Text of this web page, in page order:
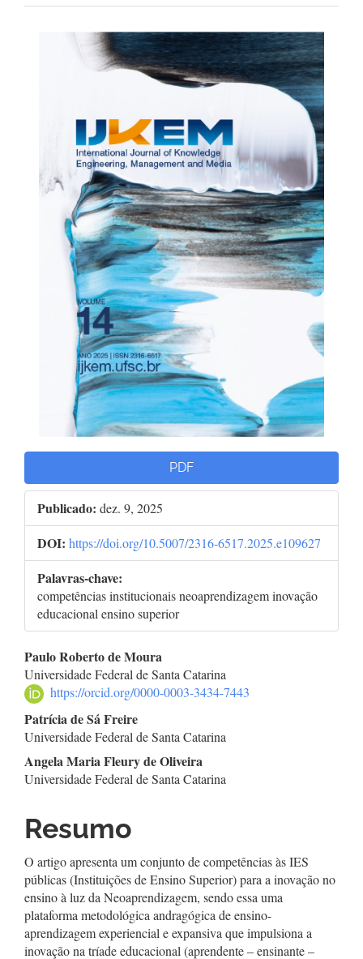
Barra
lateral
artigos
PDF
Publicado: dez. 9, 2025
DOI: https://doi.org/10.5007/2316-6517.2025.e109627
Palavras-chave:
competências institucionais neoaprendizagem inovação
educacional ensino superior
Conteúdo
do
artigo
principal
Paulo Roberto de Moura
Universidade Federal de Santa Catarina
https://orcid.org/0000-0003-3434-7443
Patrícia de Sá Freire
Universidade Federal de Santa Catarina
Angela Maria Fleury de Oliveira
Universidade Federal de Santa Catarina
Resumo
O artigo apresenta um conjunto de competências às IES
públicas (Instituições de Ensino Superior) para a inovação no
ensino à luz da Neoaprendizagem, sendo essa uma
plataforma metodológica andragógica de ensino-
aprendizagem experiencial e expansiva que impulsiona a
inovação na tríade educacional (aprendente – ensinante –